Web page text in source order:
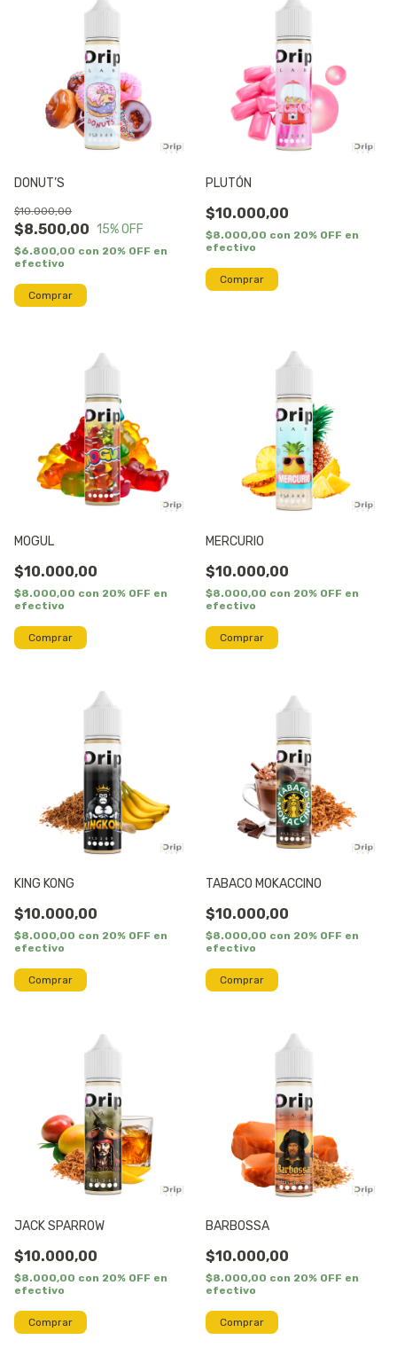
DONUT’S
$8.500,00
$10.000,00
15% OFF
$6.800,00 con 20% OFF en
efectivo
Comprar
PLUTÓN
$10.000,00
$8.000,00 con 20% OFF en
efectivo
Comprar
MOGUL
$10.000,00
$8.000,00 con 20% OFF en
efectivo
Comprar
MERCURIO
$10.000,00
$8.000,00 con 20% OFF en
efectivo
Comprar
KING KONG
$10.000,00
$8.000,00 con 20% OFF en
efectivo
Comprar
TABACO MOKACCINO
$10.000,00
$8.000,00 con 20% OFF en
efectivo
Comprar
JACK SPARROW
$10.000,00
$8.000,00 con 20% OFF en
efectivo
Comprar
BARBOSSA
$10.000,00
$8.000,00 con 20% OFF en
efectivo
Comprar